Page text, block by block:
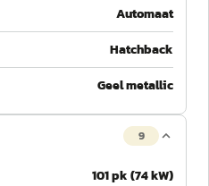
Automaat
Hatchback
Geel metallic
9
101 pk (74 kW)